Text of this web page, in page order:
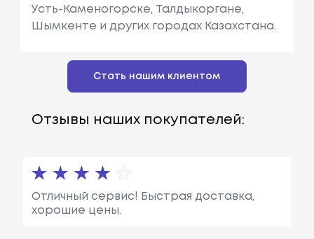
Усть-Каменогорске, Талдыкоргане,
Шымкенте и других городах Казахстана.
Стать нашим клиентом
Отзывы наших покупателей:
Отличный сервис! Быстрая доставка,
хорошие цены.